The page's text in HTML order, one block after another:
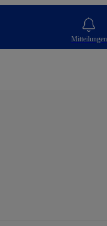
Mitteilungen